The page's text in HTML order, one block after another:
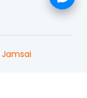
Jamsai